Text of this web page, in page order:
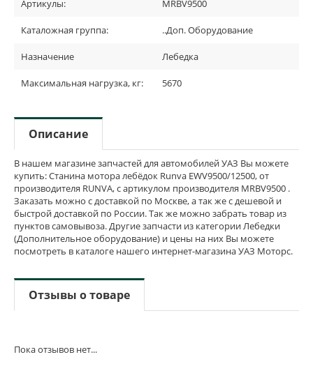
Артикулы: MRBV9500
Каталожная группа: ..Доп. Оборудование
Назначение Лебедка
Максимальная нагрузка, кг: 5670
Описание
В нашем магазине запчастей для автомобилей УАЗ Вы можете
купить: Станина мотора лебёдок Runva EWV9500/12500, от
производителя RUNVA, с артикулом производителя MRBV9500 .
Заказать можно с доставкой по Москве, а так же с дешевой и
быстрой доставкой по России. Так же можно забрать товар из
пунктов самовывоза. Другие запчасти из категории Лебедки
(Дополнительное оборудование) и цены на них Вы можете
посмотреть в каталоге нашего интернет-магазина УАЗ Моторс.
Отзывы о товаре
Пока отзывов нет...